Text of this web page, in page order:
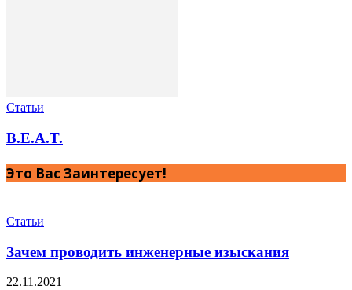
Статьи
B.E.A.T.
Это Вас Заинтересует!
Статьи
Зачем проводить инженерные изыскания
22.11.2021